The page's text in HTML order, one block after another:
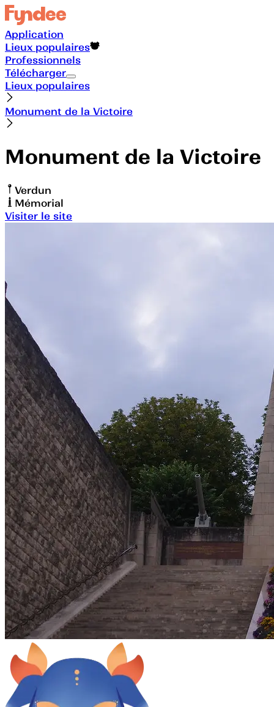
Application
Lieux populaires
Professionnels
Télécharger
Lieux populaires
Monument de la Victoire
Monument de la Victoire
Verdun
Mémorial
Visiter le site